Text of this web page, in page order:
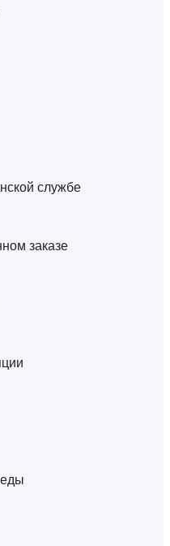
службе
заказе